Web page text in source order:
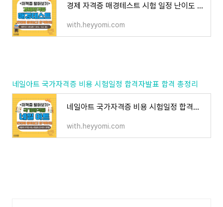
경제 자격증 매경테스트 시험 일정 난이도 등급 점수 꿀팁
with.heyyomi.com
네일아트 국가자격증 비용 시험일정 합격자발표 합격 총정리
네일아트 국가자격증 비용 시험일정 합격자발표 합격 총정리
with.heyyomi.com